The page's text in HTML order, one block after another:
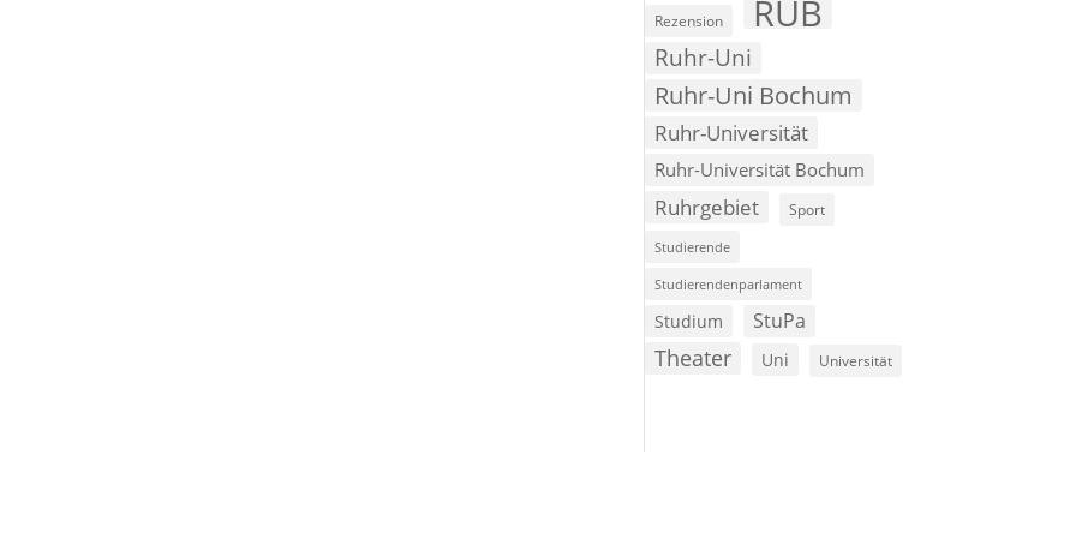
Rezension RUB
Ruhr-Uni
Ruhr-Uni Bochum
Ruhr-Universität
Ruhr-Universität Bochum
Ruhrgebiet Sport
Studierende
Studierendenparlament
Studium StuPa
Theater Uni Universität